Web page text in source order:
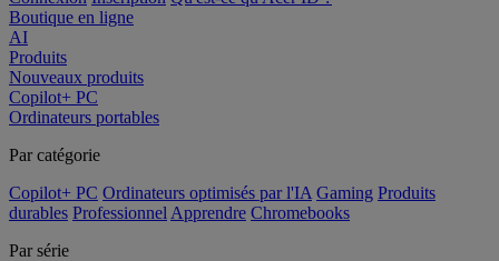
Boutique en ligne
AI
Produits
Nouveaux produits
Copilot+ PC
Ordinateurs portables
Par catégorie
Copilot+ PC Ordinateurs optimisés par l'IA Gaming Produits
durables Professionnel Apprendre Chromebooks
Par série